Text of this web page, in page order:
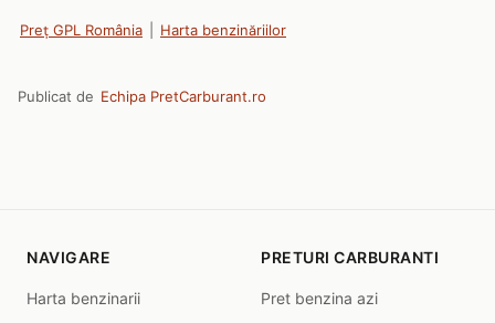
Preț GPL România Harta benzinăriilor
Publicat de Echipa PretCarburant.ro
NAVIGARE
Harta benzinarii
PRETURI CARBURANTI
Pret benzina azi